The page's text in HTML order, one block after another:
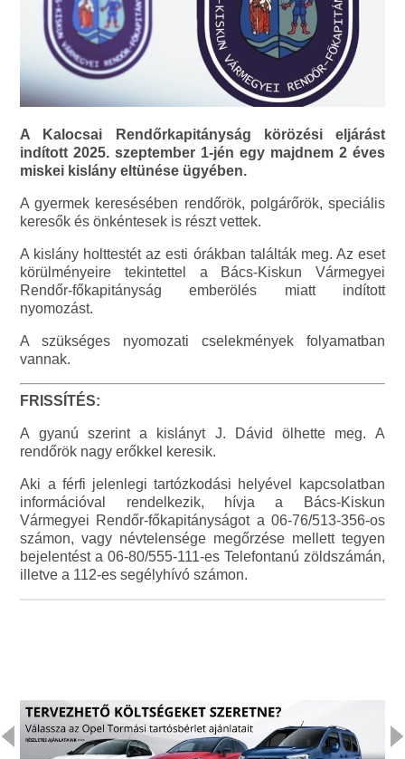
A Kalocsai Rendőrkapitányság körözési eljárást
indított 2025. szeptember 1-jén egy majdnem 2 éves
miskei kislány eltünése ügyében.
A gyermek keresésében rendőrök, polgárőrök, speciális
keresők és önkéntesek is részt vettek.
A kislány holttestét az esti órákban találták meg. Az eset
körülményeire tekintettel a Bács-Kiskun Vármegyei
Rendőr-főkapitányság emberölés miatt indított
nyomozást.
A szükséges nyomozati cselekmények folyamatban
vannak.
FRISSÍTÉS:
A gyanú szerint a kislányt J. Dávid ölhette meg. A
rendőrök nagy erőkkel keresik.
Aki a férfi jelenlegi tartózkodási helyével kapcsolatban
információval rendelkezik, hívja a Bács-Kiskun
Vármegyei Rendőr-főkapitányságot a 06-76/513-356-os
számon, vagy névtelensége megőrzése mellett tegyen
bejelentést a 06-80/555-111-es Telefontanú zöldszámán,
illetve a 112-es segélyhívó számon.